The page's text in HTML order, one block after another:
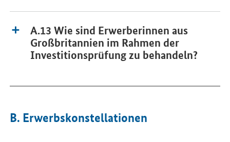
A.13 Wie sind Erwerberinnen aus
Großbritannien im Rahmen der
Investitionsprüfung zu behandeln?
B. Erwerbskonstellationen